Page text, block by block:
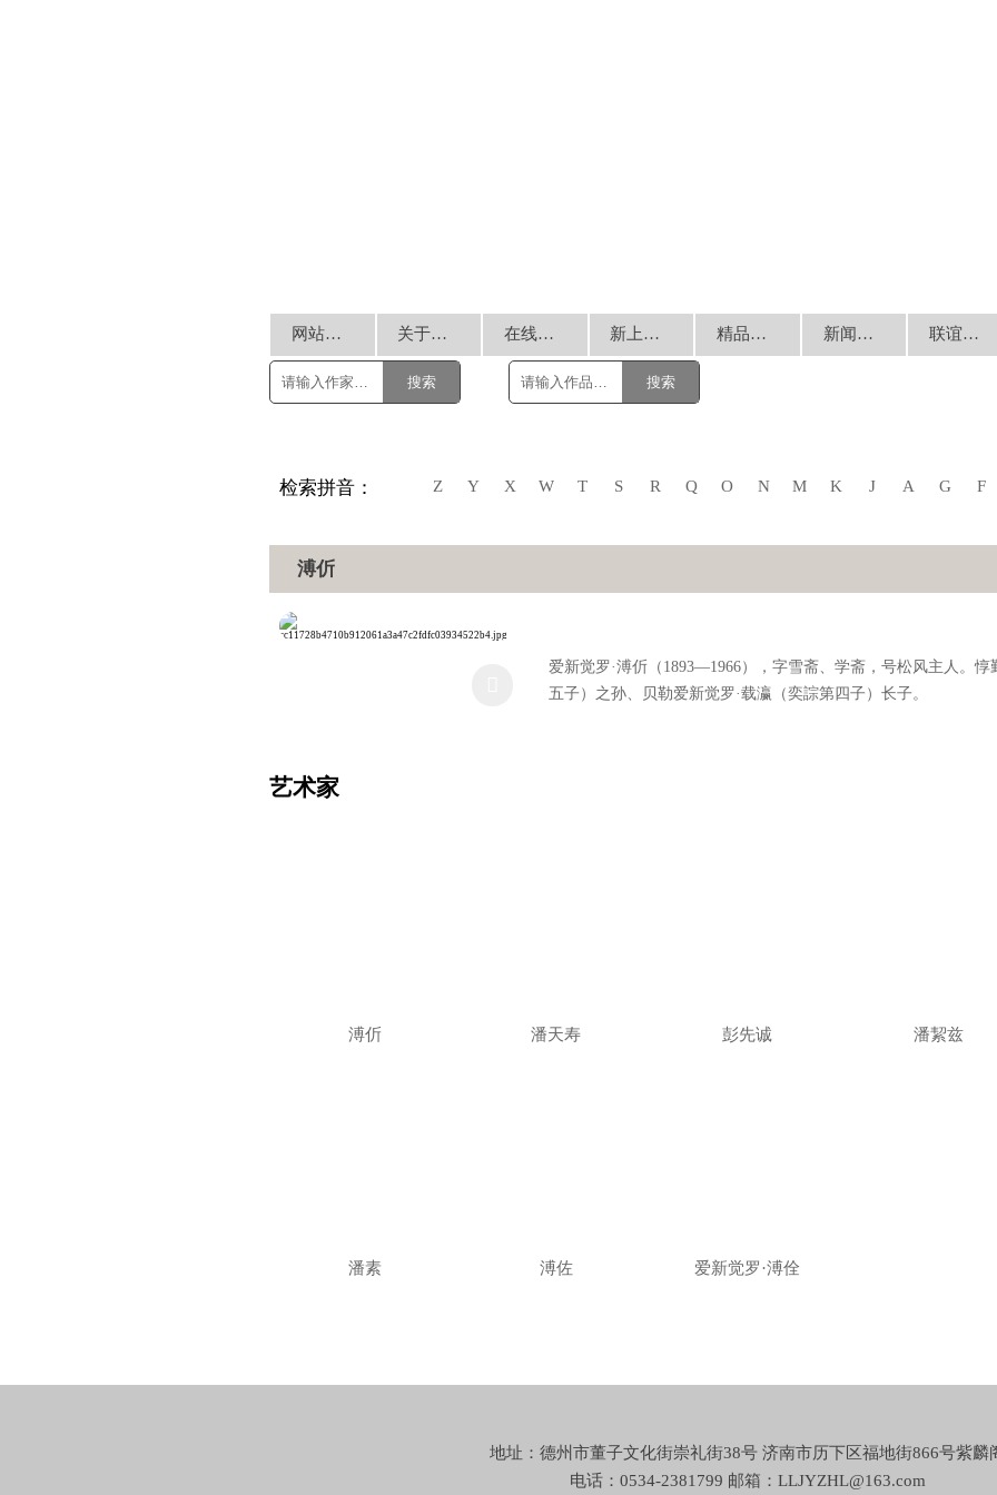
网站首页 关于我们 在线销售 新上书画 精品回放 新闻动态 联谊交流
搜索 搜索
检索拼音： Z Y X W T S R Q O N M K J A G F
溥伒
爱新觉罗·溥伒（1893—1966），字雪斋、学斋，号松风主人。
五子）之孙、贝勒爱新觉罗·载瀛（奕誴第四子）长子。
艺术家
溥伒 潘天寿 彭先诚 潘絜兹
潘素 溥佐 爱新觉罗·溥佺
地址：德州市董子文化街崇礼街38号 济南市历下区福地街866号紫麟
电话：0534-2381799 邮箱：LLJYZHL@163.com